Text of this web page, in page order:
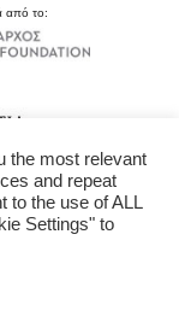
από το:
the most relevant
and repeat
to the use of ALL
Settings" to